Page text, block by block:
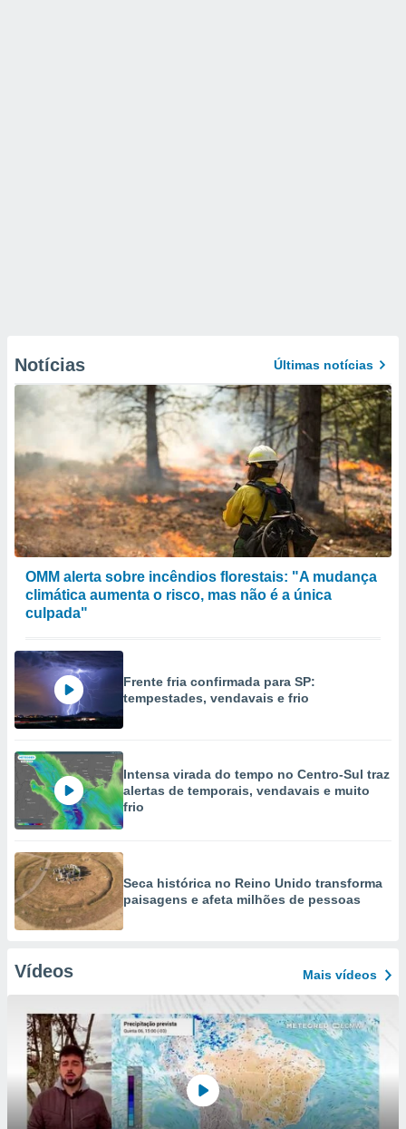
Notícias Últimas notícias
OMM alerta sobre incêndios florestais: "A mudança
climática aumenta o risco, mas não é a única
culpada"
Frente fria confirmada para SP:
tempestades, vendavais e frio
Intensa virada do tempo no Centro-Sul traz
alertas de temporais, vendavais e muito
frio
Seca histórica no Reino Unido transforma
paisagens e afeta milhões de pessoas
Vídeos Mais vídeos